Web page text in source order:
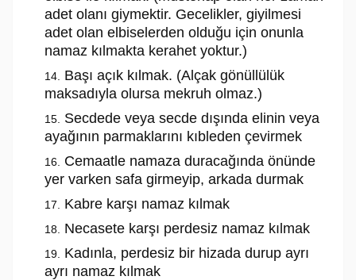
adet olanı giymektir. Gecelikler, giyilmesi
adet olan elbiselerden olduğu için onunla
namaz kılmakta kerahet yoktur.)
Başı açık kılmak. (Alçak gönüllülük
maksadıyla olursa mekruh olmaz.)
Secdede veya secde dışında elinin veya
ayağının parmaklarını kıbleden çevirmek
Cemaatle namaza duracağında önünde
yer varken safa girmeyip, arkada durmak
Kabre karşı namaz kılmak
Necasete karşı perdesiz namaz kılmak
Kadınla, perdesiz bir hizada durup ayrı
ayrı namaz kılmak